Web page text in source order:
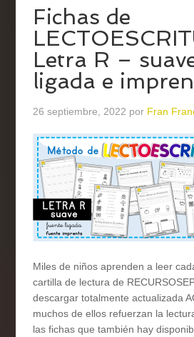
Fichas de
Letra R –
ligada e
26 septiembre, 2022 por Fran
Miles de niños aprenden a leer
cartilla de lectura de
descargar totalmente actualizada
muchos de ellos refuerzan la
las fichas que también hay